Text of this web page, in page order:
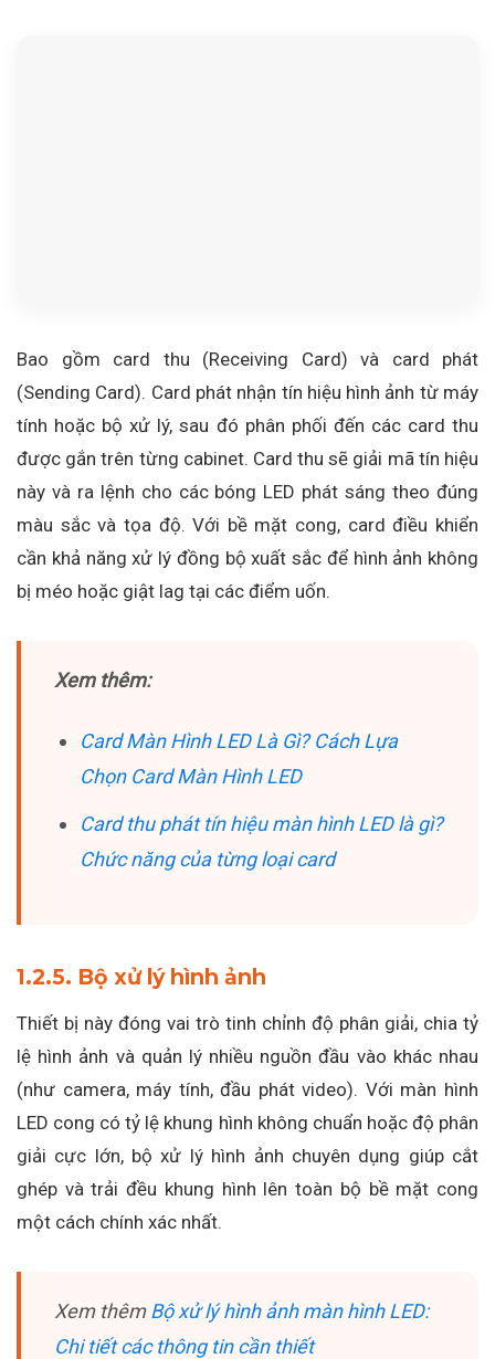
Bao gồm card thu (Receiving Card) và card phát
(Sending Card). Card phát nhận tín hiệu hình ảnh từ máy
tính hoặc bộ xử lý, sau đó phân phối đến các card thu
được gắn trên từng cabinet. Card thu sẽ giải mã tín hiệu
này và ra lệnh cho các bóng LED phát sáng theo đúng
màu sắc và tọa độ. Với bề mặt cong, card điều khiển
cần khả năng xử lý đồng bộ xuất sắc để hình ảnh không
bị méo hoặc giật lag tại các điểm uốn.
Xem thêm:
Card Màn Hình LED Là Gì? Cách Lựa
Chọn Card Màn Hình LED
Card thu phát tín hiệu màn hình LED là gì?
Chức năng của từng loại card
1.2.5. Bộ xử lý hình ảnh
Thiết bị này đóng vai trò tinh chỉnh độ phân giải, chia tỷ
lệ hình ảnh và quản lý nhiều nguồn đầu vào khác nhau
(như camera, máy tính, đầu phát video). Với màn hình
LED cong có tỷ lệ khung hình không chuẩn hoặc độ phân
giải cực lớn, bộ xử lý hình ảnh chuyên dụng giúp cắt
ghép và trải đều khung hình lên toàn bộ bề mặt cong
một cách chính xác nhất.
Xem thêmBộ xử lý hình ảnh màn hình LED:
Chi tiết các thông tin cần thiết